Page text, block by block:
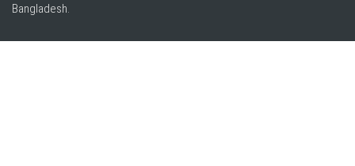
Bangladesh.